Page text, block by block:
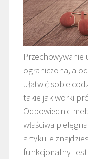
Przechowywanie
ograniczona, a
ułatwić sobie
takie jak worki
Odpowiednie
właściwa
artykule
funkcjonalny i